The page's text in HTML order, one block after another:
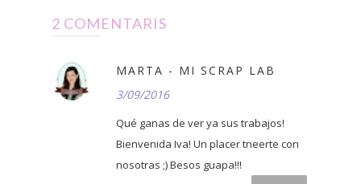
2 COMENTARIS
MARTA - MI SCRAP LAB
3/09/2016
Qué ganas de ver ya sus trabajos!
Bienvenida Iva! Un placer tneerte con
nosotras ;) Besos guapa!!!